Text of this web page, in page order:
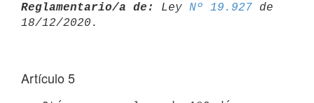
Reglamentario/a de: Ley Nº 19.927 de
Artículo 5